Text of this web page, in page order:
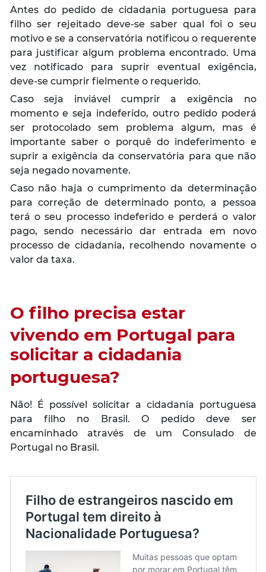
Antes do pedido de cidadania portuguesa para
filho ser rejeitado deve-se saber qual foi o seu
motivo e se a conservatória notificou o requerente
para justificar algum problema encontrado. Uma
vez notificado para suprir eventual exigência,
deve-se cumprir fielmente o requerido.
Caso seja inviável cumprir a exigência no
momento e seja indeferido, outro pedido poderá
ser protocolado sem problema algum, mas é
importante saber o porquê do indeferimento e
suprir a exigência da conservatória para que não
seja negado novamente.
Caso não haja o cumprimento da determinação
para correção de determinado ponto, a pessoa
terá o seu processo indeferido e perderá o valor
pago, sendo necessário dar entrada em novo
processo de cidadania, recolhendo novamente o
valor da taxa.
O filho precisa estar
vivendo em Portugal para
solicitar a cidadania
portuguesa?
Não! É possível solicitar a cidadania portuguesa
para filho no Brasil. O pedido deve ser
encaminhado através de um Consulado de
Portugal no Brasil.